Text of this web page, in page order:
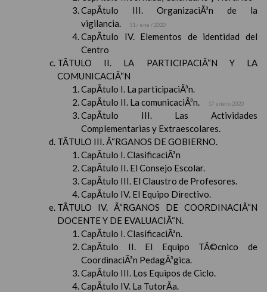
CapÃ­tulo III. OrganizaciÃ³n de la
vigilancia.
31 / ene / 2020
CapÃ­tulo IV. Elementos de identidad del
Centro
TÃTULO II. LA PARTICIPACIÃ“N Y LA
COMUNICACIÃ“N
CapÃ­tulo I. La participaciÃ³n.
CapÃ­tulo II. La comunicaciÃ³n.
17 enero 2020
CapÃ­tulo III. Las Actividades
Complementarias y Extraescolares.
TÃTULO III. Ã“RGANOS DE GOBIERNO.
CapÃ­tulo I. ClasificaciÃ³n
CapÃ­tulo II. El Consejo Escolar.
CapÃ­tulo III. El Claustro de Profesores.
CapÃ­tulo IV. El Equipo Directivo.
TÃTULO IV. Ã“RGANOS DE COORDINACIÃ“N
DOCENTE Y DE EVALUACIÃ“N.
CapÃ­tulo I. ClasificaciÃ³n.
CapÃ­tulo II. El Equipo TÃ©cnico de
CoordinaciÃ³n PedagÃ³gica.
CapÃ­tulo III. Los Equipos de Ciclo.
CapÃ­tulo IV. La TutorÃ­a.